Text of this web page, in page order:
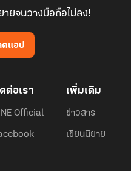
ยจนวางมือถือไม่ลง!
ดแอป
ต่อเรา
Official
เพิ่มเติม
ข่าวสาร
เขียนนิยาย